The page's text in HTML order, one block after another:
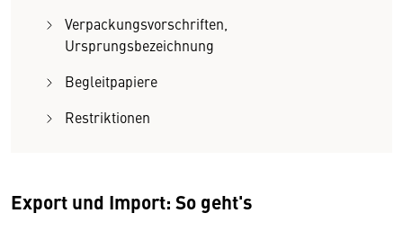
Verpackungsvorschriften,
Ursprungsbezeichnung
Begleitpapiere
Restriktionen
Export und Import: So geht's